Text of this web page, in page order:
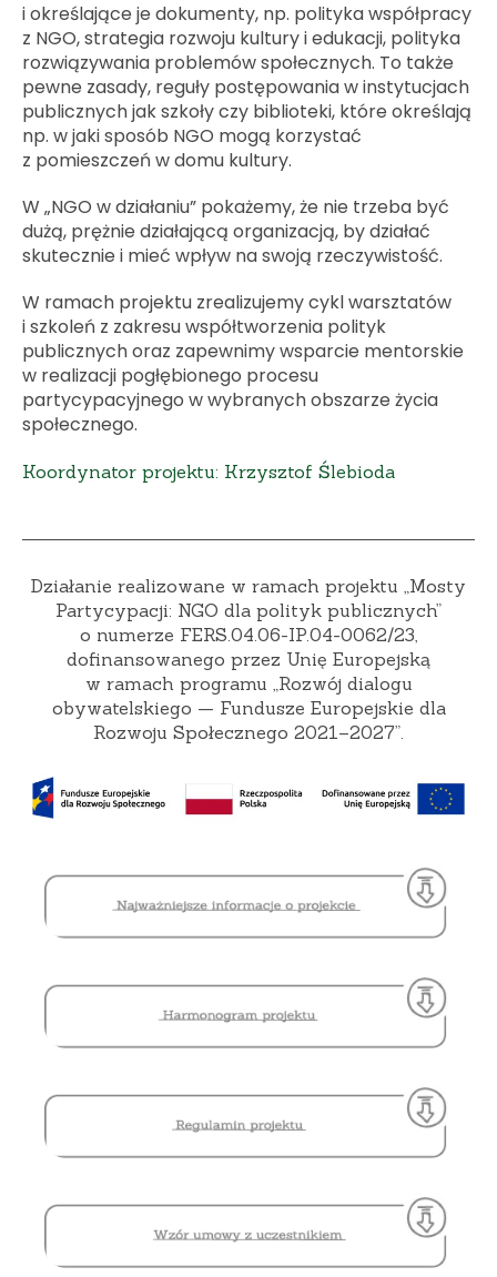
i określające je dokumenty, np. polityka współpracy
z NGO, strategia rozwoju kultury i edukacji, polityka
rozwiązywania problemów społecznych. To także
pewne zasady, reguły postępowania w instytucjach
publicznych jak szkoły czy biblioteki, które określają
np. w jaki sposób NGO mogą korzystać
z pomieszczeń w domu kultury.
W „NGO w działaniu” pokażemy, że nie trzeba być
dużą, prężnie działającą organizacją, by działać
skutecznie i mieć wpływ na swoją rzeczywistość.
W ramach projektu zrealizujemy cykl warsztatów
i szkoleń z zakresu współtworzenia polityk
publicznych oraz zapewnimy wsparcie mentorskie
w realizacji pogłębionego procesu
partycypacyjnego w wybranych obszarze życia
społecznego.
Koordynator projektu: Krzysztof Ślebioda
Działanie realizowane w ramach projektu „Mosty
Partycypacji: NGO dla polityk publicznych”
o numerze FERS.04.06-IP.04-0062/23,
dofinansowanego przez Unię Europejską
w ramach programu „Rozwój dialogu
obywatelskiego — Fundusze Europejskie dla
Rozwoju Społecznego 2021–2027”.